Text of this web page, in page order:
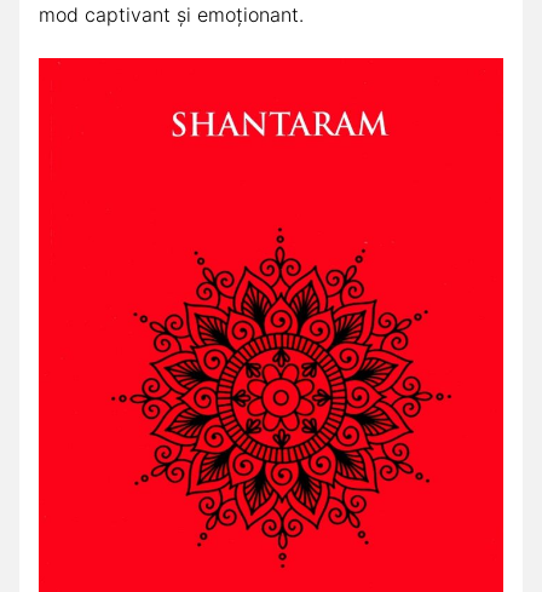
mod captivant și emoționant.